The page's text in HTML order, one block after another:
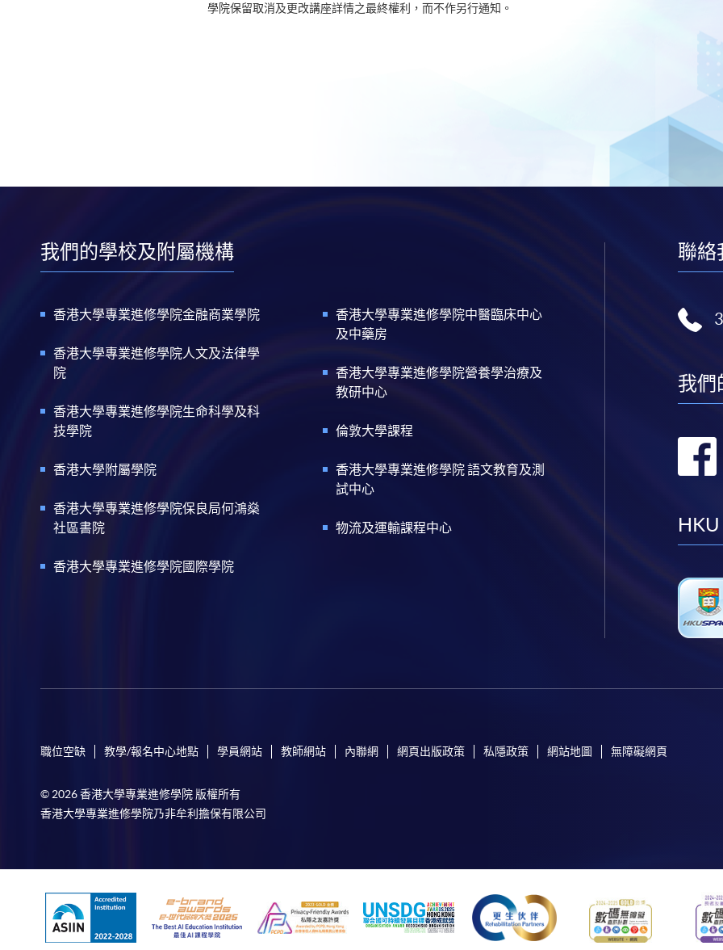
學院保留取消及更改講座詳情之最終權利，而不作另行通知。
我們的學校及附屬機構
香港大學專業進修學院金融商業學院
香港大學專業進修學院人文及法律學
院
香港大學專業進修學院生命科學及科
技學院
香港大學附屬學院
香港大學專業進修學院保良局何鴻燊
社區書院
香港大學專業進修學院國際學院
香港大學專業進修學院中醫臨床中心
及中藥房
香港大學專業進修學院營養學治療及
教研中心
倫敦大學課程
香港大學專業進修學院 語文教育及測
試中心
物流及運輸課程中心
聯絡
我們
HKU
職位空缺 教學/報名中心地點 學員網站 教師網站 內聯網 網頁出版政策 私隱政策 網站地圖 無障礙網頁
© 2026 香港大學專業進修學院 版權所有
香港大學專業進修學院乃非牟利擔保有限公司